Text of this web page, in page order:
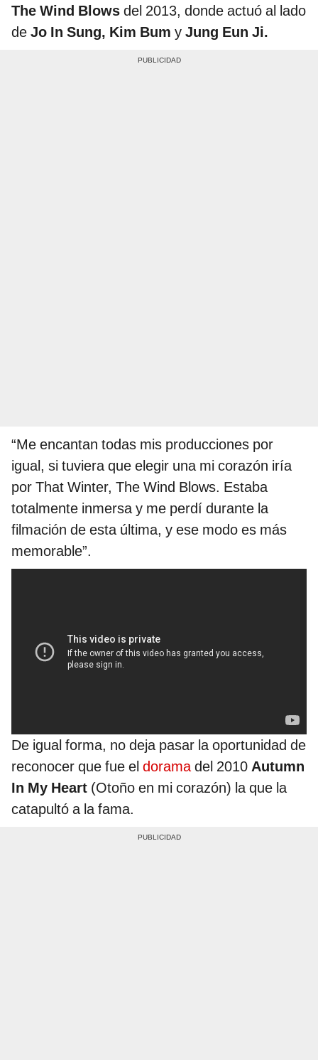
The Wind Blows del 2013, donde actuó al lado
de Jo In Sung, Kim Bum y Jung Eun Ji.
“Me encantan todas mis producciones por
igual, si tuviera que elegir una mi corazón iría
por That Winter, The Wind Blows. Estaba
totalmente inmersa y me perdí durante la
filmación de esta última, y ​​ese modo es más
memorable”.
De igual forma, no deja pasar la oportunidad de
reconocer que fue el doramadel 2010 Autumn
In My Heart (Otoño en mi corazón) la que la
catapultó a la fama.